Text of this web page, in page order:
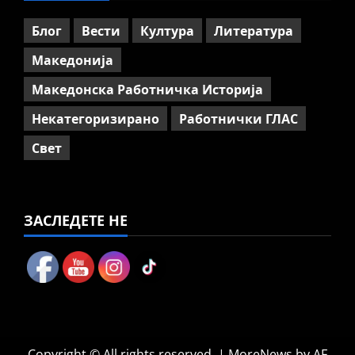
5
ССМ: Потребно е предвремено
пензионирање, а не
зголемување на пензиската
July 9, 2026 0
Блог Вести Култура
Литература
Македонија
Македонска Работничка Историја
Некатегоризирано
Работнички ГЛАС
Свет
ЗАСЛЕДЕТЕ НЕ